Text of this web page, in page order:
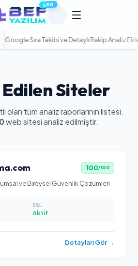
SEO
Takibi ve Detaylı Rakip Analiz Eklentisi
Siteler
olan tüm analiz raporlarının listesi.
web sitesi analiz edilmiştir.
100/100
ve Bireysel Güvenlik Çözümleri
SSL
Aktif
Detayları Gör →